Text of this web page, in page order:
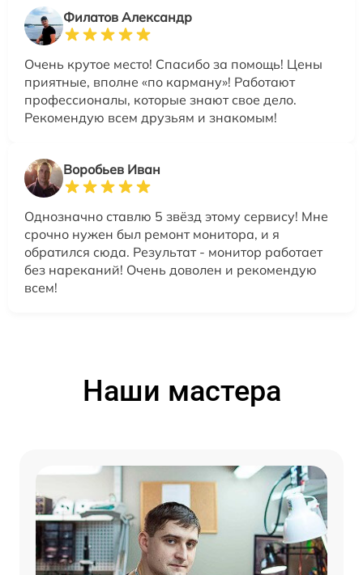
Филатов Александр
Очень крутое место! Спасибо за помощь! Цены
приятные, вполне «по карману»! Работают
профессионалы, которые знают свое дело.
Рекомендую всем друзьям и знакомым!
Воробьев Иван
Однозначно ставлю 5 звёзд этому сервису! Мне
срочно нужен был ремонт монитора, и я
обратился сюда. Результат - монитор работает
без нареканий! Очень доволен и рекомендую
всем!
Наши мастера